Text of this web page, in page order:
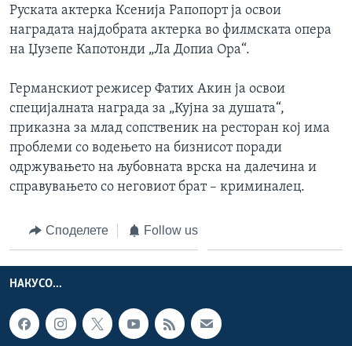
Руската актерка Ксенија Рапопорт ја освои
наградата најдобрата актерка во филмската опера
на Џузепе Капотонди „Ла Допиа Ора“.
Германскиот режисер Фатих Акин ја освои
специјалната награда за „Кујна за душата“,
приказна за млад сопственик на ресторан кој има
проблеми со водењето на бизнисот поради
одржувањето на љубовната врска на далечина и
справувањето со неговиот брат – криминалец.
Споделете Follow us
НАКУСО...